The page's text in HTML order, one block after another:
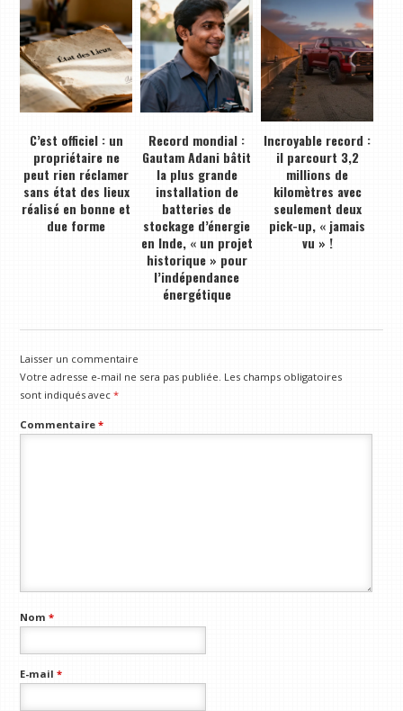
C’est officiel : un
propriétaire ne
peut rien réclamer
sans état des lieux
réalisé en bonne et
due forme
Record mondial :
Gautam Adani bâtit
la plus grande
installation de
batteries de
stockage d’énergie
en Inde, « un projet
historique » pour
l’indépendance
énergétique
Incroyable record :
il parcourt 3,2
millions de
kilomètres avec
seulement deux
pick-up, « jamais
vu » !
Laisser un commentaire
Votre adresse e-mail ne sera pas publiée. Les champs obligatoires
sont indiqués avec*
Commentaire*
Nom*
E-mail*